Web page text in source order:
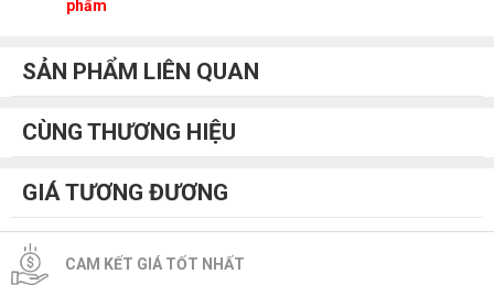
phẩm
SẢN PHẨM LIÊN QUAN
CÙNG THƯƠNG HIỆU
GIÁ TƯƠNG ĐƯƠNG
CAM KẾT GIÁ TỐT NHẤT